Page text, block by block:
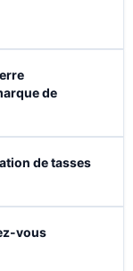
de
de tasses
vous